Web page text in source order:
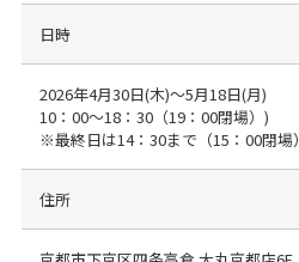
日時
2026年4月30日(木)〜5月18日(月)
10：00～18：30（19：00閉場）)
※最終日は14：30まで（15：00閉場）
住所